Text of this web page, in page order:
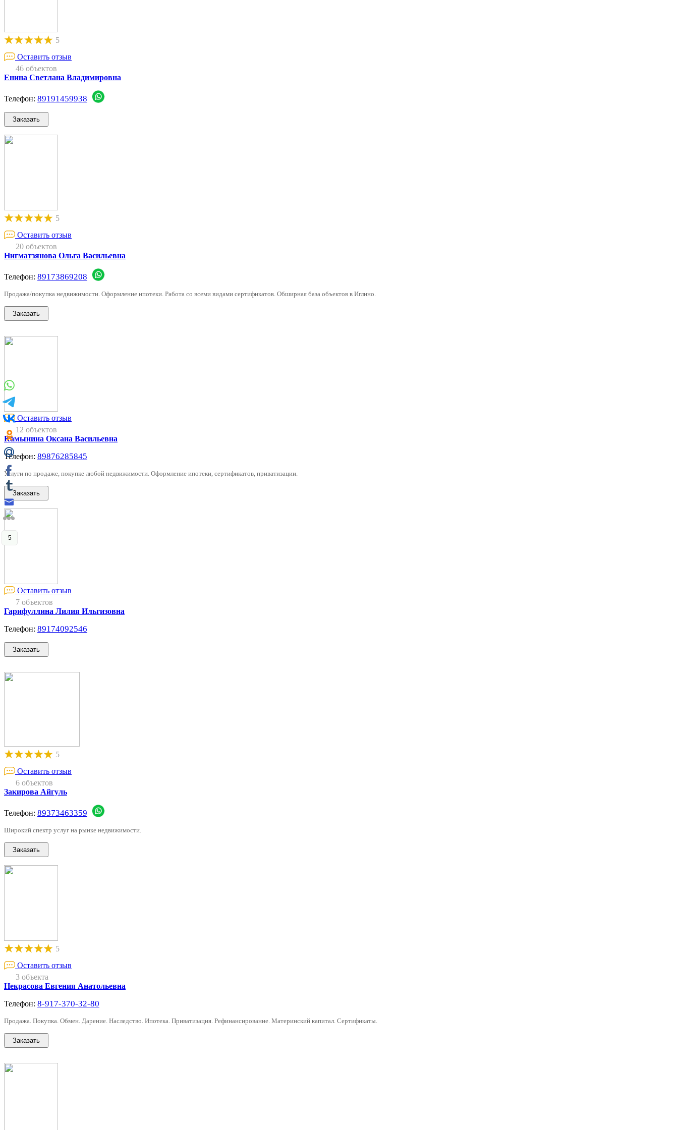
5
Оставить отзыв
46 объектов
Енина Светлана Владимировна
Телефон: 89191459938
5
Оставить отзыв
20 объектов
Нигматзянова Ольга Васильевна
Телефон: 89173869208
Продажа/покупка недвижимости. Оформление ипотеки. Работа со всеми видами сертификатов. Обширная база объектов в Иглино.
Оставить отзыв
12 объектов
Камынина Оксана Васильевна
Телефон: 89876285845
Услуги по продаже, покупке любой недвижимости. Оформление ипотеки, сертификатов, приватизации.
Оставить отзыв
7 объектов
Гарифуллина Лилия Ильгизовна
Телефон: 89174092546
5
Оставить отзыв
6 объектов
Закирова Айгуль
Телефон: 89373463359
Широкий спектр услуг на рынке недвижимости.
5
Оставить отзыв
3 объекта
Некрасова Евгения Анатольевна
Телефон: 8-917-370-32-80
Продажа. Покупка. Обмен. Дарение. Наследство. Ипотека. Приватизация. Рефинансирование. Материнский капитал. Сертификаты.
5